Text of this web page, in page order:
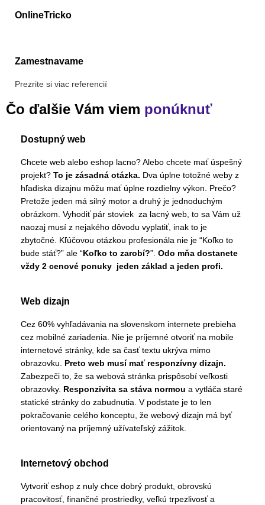
OnlineTricko
Zamestnavame
Prezrite si viac referencií
Čo ďalšie Vám viem ponúknuť
Dostupný web
Chcete web alebo eshop lacno? Alebo chcete mať úspešný
projekt? To je zásadná otázka. Dva úplne totožné weby z
hľadiska dizajnu môžu mať úplne rozdielny výkon. Prečo?
Pretože jeden má silný motor a druhý je jednoduchým
obrázkom. Vyhodiť pár stoviek za lacný web, to sa Vám už
naozaj musí z nejakého dôvodu vyplatiť, inak to je
zbytočné. Kľúčovou otázkou profesionála nie je “Koľko to
bude stáť?” ale “Koľko to zarobí?”. Odo mňa dostanete
vždy 2 cenové ponuky jeden základ a jeden profi.
Web dizajn
Cez 60% vyhľadávania na slovenskom internete prebieha
cez mobilné zariadenia. Nie je príjemné otvoriť na mobile
internetové stránky, kde sa časť textu ukrýva mimo
obrazovku. Preto web musí mať responzívny dizajn.
Zabezpeči to, že sa webová stránka prispôsobí veľkosti
obrazovky. Responzivita sa stáva normou a vytláča staré
statické stránky do zabudnutia. V podstate je to len
pokračovanie celého konceptu, že webový dizajn má byť
orientovaný na príjemný užívateľský zážitok.
Internetový obchod
Vytvoriť eshop z nuly chce dobrý produkt, obrovskú
pracovitosť, finančné prostriedky, veľkú trpezlivosť a